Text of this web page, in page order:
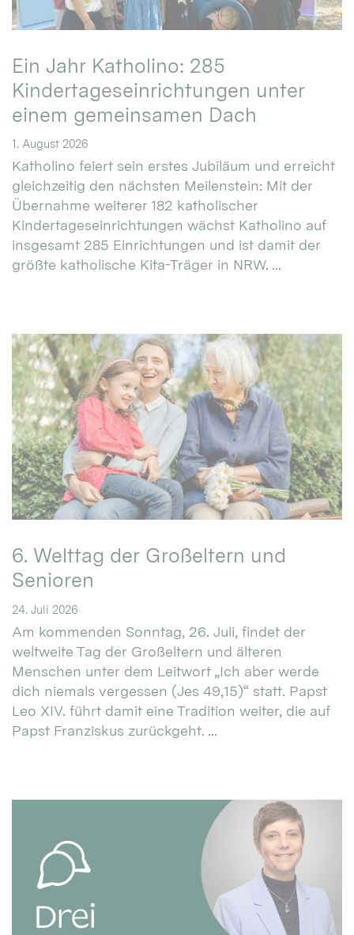
Ein Jahr Katholino: 285
Kindertageseinrichtungen unter
einem gemeinsamen Dach
1. August 2026
Katholino feiert sein erstes Jubiläum und erreicht
gleichzeitig den nächsten Meilenstein: Mit der
Übernahme weiterer 182 katholischer
Kindertageseinrichtungen wächst Katholino auf
insgesamt 285 Einrichtungen und ist damit der
größte katholische Kita-Träger in NRW. ...
6. Welttag der Großeltern und
Senioren
24. Juli 2026
Am kommenden Sonntag, 26. Juli, findet der
weltweite Tag der Großeltern und älteren
Menschen unter dem Leitwort „Ich aber werde
dich niemals vergessen (Jes 49,15)“ statt. Papst
Leo XIV. führt damit eine Tradition weiter, die auf
Papst Franziskus zurückgeht. ...